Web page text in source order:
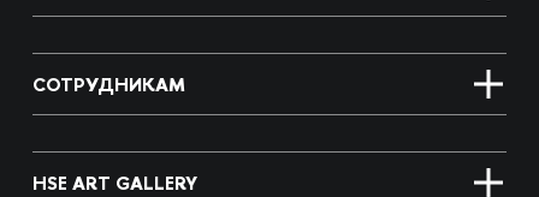
СОТРУДНИКАМ
HSE ART GALLERY